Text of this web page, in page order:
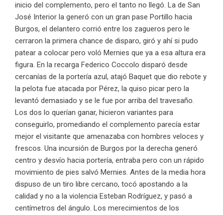
inicio del complemento, pero el tanto no llegó. La de San
José Interior la generó con un gran pase Portillo hacia
Burgos, el delantero corrió entre los zagueros pero le
cerraron la primera chance de disparo, giró y ahí si pudo
patear a colocar pero voló Mernies que ya a esa altura era
figura. En la recarga Federico Coccolo disparó desde
cercanías de la portería azul, atajó Baquet que dio rebote y
la pelota fue atacada por Pérez, la quiso picar pero la
levantó demasiado y se le fue por arriba del travesaño.
Los dos lo querían ganar, hicieron variantes para
conseguirlo, promediando el complemento parecía estar
mejor el visitante que amenazaba con hombres veloces y
frescos. Una incursión de Burgos por la derecha generó
centro y desvío hacia portería, entraba pero con un rápido
movimiento de pies salvó Mernies. Antes de la media hora
dispuso de un tiro libre cercano, tocó apostando a la
calidad y no a la violencia Esteban Rodríguez, y pasó a
centímetros del ángulo. Los merecimientos de los